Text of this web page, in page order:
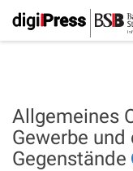
Allgemeines
Gewerbe
Gegenstände